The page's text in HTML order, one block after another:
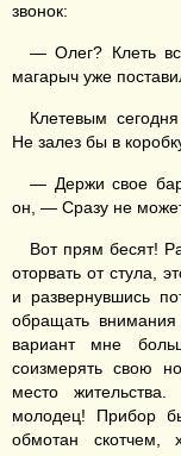
звонок:
— Олег? Клеть
магарыч уже
Клетевым
Не залез бы в
— Держи свое
он, — Сразу не
Вот прям бесят!
оторвать от стула,
и развернувшись
обращать
вариант мне
соизмерять свою
место
молодец! Прибор
обмотан скотчем,